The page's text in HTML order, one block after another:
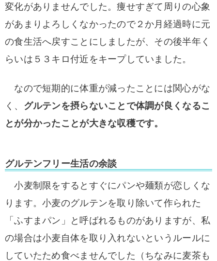
変化がありませんでした。痩せすぎて周りの心象
があまりよろしくなかったので２か月経過時に元
の食生活へ戻すことにしましたが、その後半年く
らいは５３キロ付近をキープしていました。
なので短期的に体重が減ったことには関心がな
く、
グルテンを摂らないことで体調が良くなるこ
とが分かったことが大きな収穫です。
グルテンフリー生活の余談
小麦制限をするとすぐにパンや麺類が恋しくな
ります。小麦のグルテンを取り除いて作られた
「ふすまパン」と呼ばれるものがありますが、私
の場合は小麦自体を取り入れないと いうルールに
していたため食べませんでした（ちなみに麦茶も